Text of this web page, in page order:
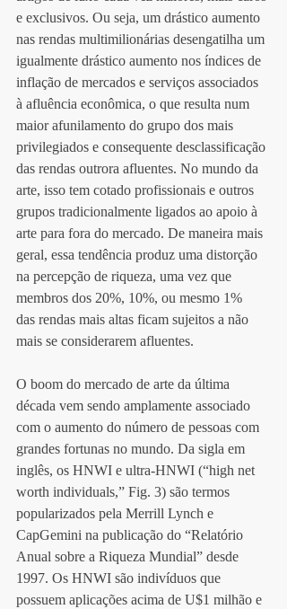
e exclusivos. Ou seja, um drástico aumento
nas rendas multimilionárias desengatilha um
igualmente drástico aumento nos índices de
inflação de mercados e serviços associados
à afluência econômica, o que resulta num
maior afunilamento do grupo dos mais
privilegiados e consequente desclassificação
das rendas outrora afluentes. No mundo da
arte, isso tem cotado profissionais e outros
grupos tradicionalmente ligados ao apoio à
arte para fora do mercado. De maneira mais
geral, essa tendência produz uma distorção
na percepção de riqueza, uma vez que
membros dos 20%, 10%, ou mesmo 1%
das rendas mais altas ficam sujeitos a não
mais se considerarem afluentes.
O boom do mercado de arte da última
década vem sendo amplamente associado
com o aumento do número de pessoas com
grandes fortunas no mundo. Da sigla em
inglês, os HNWI e ultra-HNWI (“high net
worth individuals,” Fig. 3) são termos
popularizados pela Merrill Lynch e
CapGemini na publicação do “Relatório
Anual sobre a Riqueza Mundial” desde
1997. Os HNWI são indivíduos que
possuem aplicações acima de U$1 milhão e